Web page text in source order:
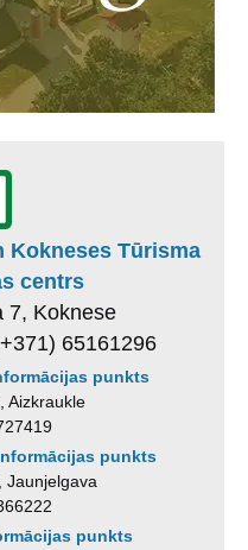
Kokneses Tūrisma
centrs
7, Koknese
65161296
punkts
Aizkraukle
punkts
Jaunjelgava
punkts